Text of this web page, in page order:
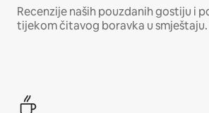
Recenzije naših pouzdanih gostiju i
tijekom čitavog boravka u smještaju.